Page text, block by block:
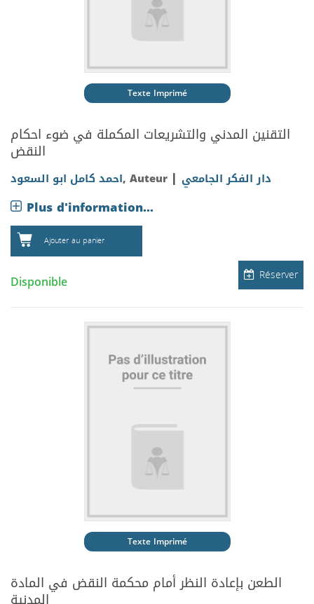
Texte Imprimé
التقنين المدني والتشريعات المكملة في ضوء احكام
النقض
احمد كامل ابو السعود, Auteur | دار الفكر الجامعي
Plus d'information...
Ajouter au panier
Réserver
Disponible
Texte Imprimé
الطعن بإعادة النظر أمام محكمة النقض في المادة